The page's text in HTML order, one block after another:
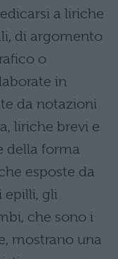
a liriche
di argomento
o
in
da notazioni
liriche brevi e
della forma
esposte da
epilli, gli
che sono i
mostrano una